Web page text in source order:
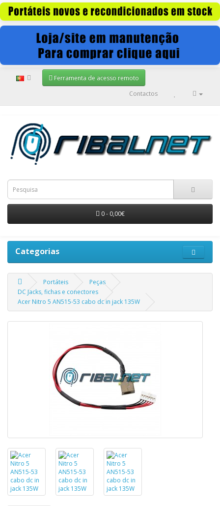
Ferramenta de acesso remoto
Contactos
0 - 0,00€
Categorias
Portáteis
Peças
DC Jacks, fichas e conectores
Acer Nitro 5 AN515-53 cabo dc in jack 135W